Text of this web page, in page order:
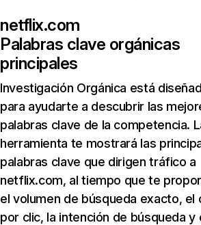
netflix.com
Palabras clave orgánicas
principales
Investigación Orgánica está
para ayudarte a descubrir las
palabras clave de la competencia.
herramienta te mostrará las
palabras clave que dirigen tráfico a
netflix.com, al tiempo que te
el volumen de búsqueda exacto, el
por clic, la intención de búsqueda y